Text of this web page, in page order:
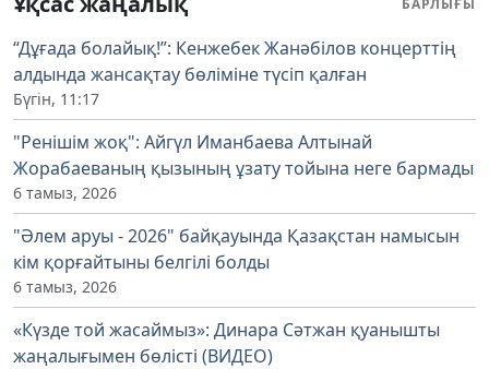
БАРЛЫҒЫ
“Дұғада болайық!”: Кенжебек Жанәбілов концерттің
алдында жансақтау бөліміне түсіп қалған
Бүгін, 11:17
"Ренішім жоқ": Айгүл Иманбаева Алтынай
Жорабаеваның қызының ұзату тойына неге бармады
6 тамыз, 2026
"Әлем аруы - 2026" байқауында Қазақстан намысын
кім қорғайтыны белгілі болды
6 тамыз, 2026
«Күзде той жасаймыз»: Динара Сәтжан қуанышты
жаңалығымен бөлісті (ВИДЕО)